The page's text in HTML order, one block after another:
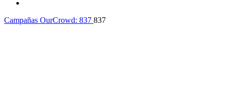
Campañas OurCrowd: 837 837